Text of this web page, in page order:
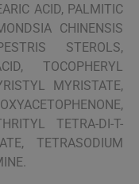
ACID, PALMITIC
CHINENSIS
STEROLS,
TOCOPHERYL
MYRISTATE,
TETRA-DI-T-
TETRASODIUM